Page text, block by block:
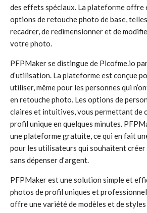
des effets spéciaux. La plateforme offre
options de retouche photo de base,
recadrer, de redimensionner et de
votre photo.
PFPMaker se distingue de Picofme.io
d’utilisation. La plateforme est conçue
utiliser, même pour les personnes qui
en retouche photo. Les options de
claires et intuitives, vous permettant de
profil unique en quelques minutes.
une plateforme gratuite, ce qui en fait
pour les utilisateurs qui souhaitent
sans dépenser d’argent.
PFPMaker est une solution simple et
photos de profil uniques et
offre une variété de modèles et de